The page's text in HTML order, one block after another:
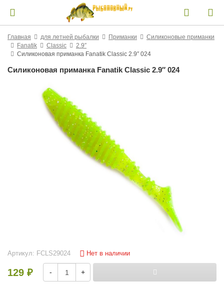
Главная для летней рыбалки Приманки
Силиконовые приманки
Fanatik
Classic
2.9″
Силиконовая приманка Fanatik Classic 2.9″ 024
Силиконовая приманка Fanatik Classic 2.9″ 024
Артикул: FCLS29024 Нет в наличии
129 ₽ - +